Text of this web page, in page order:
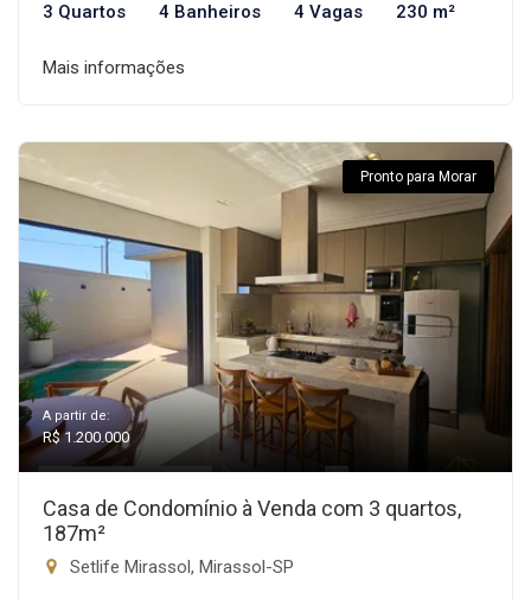
3 Quartos 4 Banheiros 4 Vagas 230 m²
Mais informações
Pronto para Morar
A partir de:
R$ 1.200.000
Casa de Condomínio à Venda com 3 quartos,
187m²
Setlife Mirassol, Mirassol-SP